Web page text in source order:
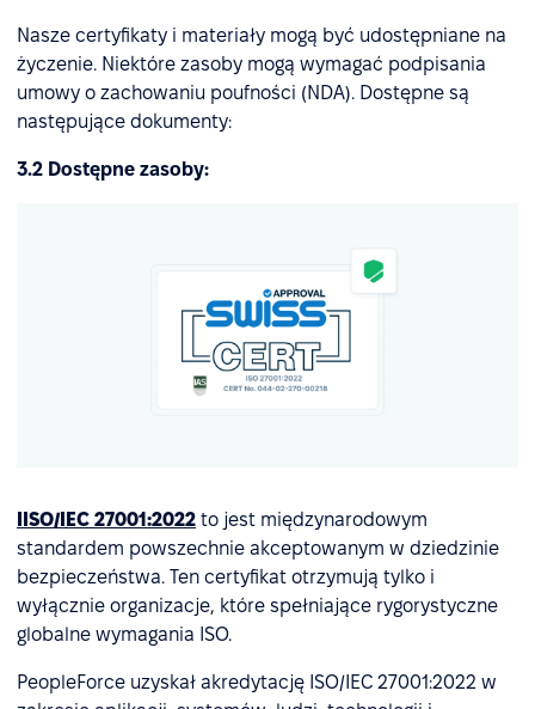
Nasze certyfikaty i materiały mogą być udostępniane na
życzenie. Niektóre zasoby mogą wymagać podpisania
umowy o zachowaniu poufności (NDA). Dostępne są
następujące dokumenty:
3.2 Dostępne zasoby:
IISO/IEC 27001:2022 to jest międzynarodowym
standardem powszechnie akceptowanym w dziedzinie
bezpieczeństwa. Ten certyfikat otrzymują tylko i
wyłącznie organizacje, które spełniające rygorystyczne
globalne wymagania ISO.
PeopleForce uzyskał akredytację ISO/IEC 27001:2022 w